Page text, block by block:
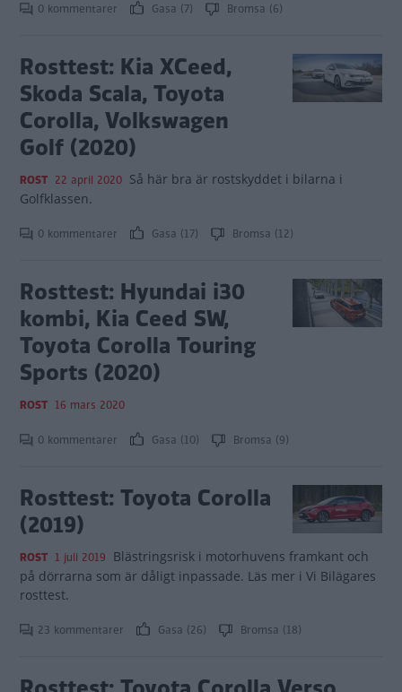
0 kommentarer Gasa (7) Bromsa (6)
Rosttest: Kia XCeed,
Skoda Scala, Toyota
Corolla, Volkswagen
Golf (2020)
ROST 22 april 2020 Så här bra är rostskyddet i bilarna i
Golfklassen.
0 kommentarer Gasa (17) Bromsa (12)
Rosttest: Hyundai i30
kombi, Kia Ceed SW,
Toyota Corolla Touring
Sports (2020)
ROST 16 mars 2020
0 kommentarer Gasa (10) Bromsa (9)
Rosttest: Toyota Corolla
(2019)
ROST 1 juli 2019 Blästringsrisk i motorhuvens framkant och
på dörrarna som är dåligt inpassade. Läs mer i Vi Bilägares
rosttest.
23 kommentarer Gasa (26) Bromsa (18)